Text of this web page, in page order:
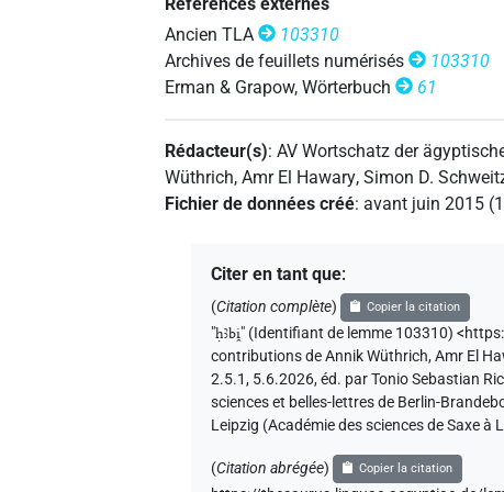
Références externes
Ancien TLA
103310
Archives de feuillets numérisés
103310
Erman & Grapow, Wörterbuch
61
Rédacteur(s):AV Wortschatz der
Wüthrich,Amr El Hawary,Simon D.
Fichier de données créé:avant juin 2015
Citer en tant que:
(Citation complète) Copier la citation
"ḥꜣbi̯" (Identifiant de lemme 103310)
contributions de Annik Wüthrich,Amr El
2.5.1, 5.6.2026, éd. par Tonio Sebastian
sciences et belles-lettres de Berlin-
Leipzig (Académie des sciences de Saxe à
(Citation abrégée) Copier la citation